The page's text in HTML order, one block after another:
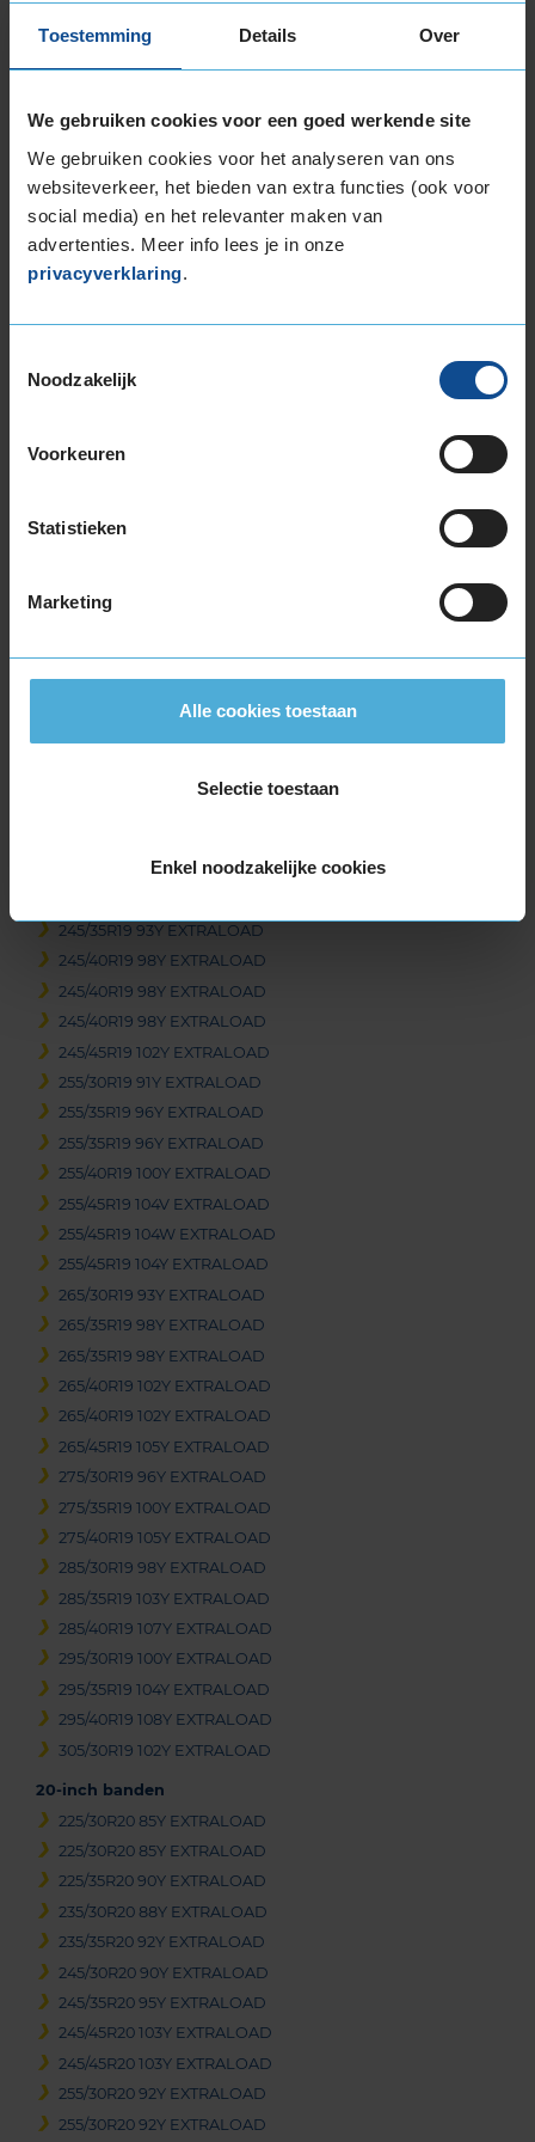
Toestemming Details Over
We gebruiken cookies voor een goed werkende site
We gebruiken cookies voor het analyseren van ons
websiteverkeer, het bieden van extra functies (ook voor
social media) en het relevanter maken van
advertenties. Meer info lees je in onze
privacyverklaring.
Noodzakelijk
Voorkeuren
Statistieken
Marketing
Alle cookies toestaan
Selectie toestaan
Enkel noodzakelijke cookies
Item
1
3
Beschikbare bandenmaten
18-inch banden
215/40R18 89Y EXTRALOAD
225/45R18 95Y EXTRALOAD
245/40R18 97Y EXTRALOAD
255/35R18 94Y EXTRALOAD
285/30R18 97Y EXTRALOAD
19-inch banden
225/40R19 93Y EXTRALOAD
235/35R19 91Y EXTRALOAD
235/35R19 91Y EXTRALOAD
235/45R19 95Y
245/35R19 93Y EXTRALOAD
245/40R19 98Y EXTRALOAD
245/40R19 98Y EXTRALOAD
245/40R19 98Y EXTRALOAD
245/45R19 102Y EXTRALOAD
255/30R19 91Y EXTRALOAD
255/35R19 96Y EXTRALOAD
255/35R19 96Y EXTRALOAD
255/40R19 100Y EXTRALOAD
255/45R19 104V EXTRALOAD
255/45R19 104W EXTRALOAD
255/45R19 104Y EXTRALOAD
265/30R19 93Y EXTRALOAD
265/35R19 98Y EXTRALOAD
265/35R19 98Y EXTRALOAD
265/40R19 102Y EXTRALOAD
265/40R19 102Y EXTRALOAD
265/45R19 105Y EXTRALOAD
275/30R19 96Y EXTRALOAD
275/35R19 100Y EXTRALOAD
275/40R19 105Y EXTRALOAD
285/30R19 98Y EXTRALOAD
285/35R19 103Y EXTRALOAD
285/40R19 107Y EXTRALOAD
295/30R19 100Y EXTRALOAD
295/35R19 104Y EXTRALOAD
295/40R19 108Y EXTRALOAD
305/30R19 102Y EXTRALOAD
20-inch banden
225/30R20 85Y EXTRALOAD
225/30R20 85Y EXTRALOAD
225/35R20 90Y EXTRALOAD
235/30R20 88Y EXTRALOAD
235/35R20 92Y EXTRALOAD
245/30R20 90Y EXTRALOAD
245/35R20 95Y EXTRALOAD
245/45R20 103Y EXTRALOAD
245/45R20 103Y EXTRALOAD
255/30R20 92Y EXTRALOAD
255/30R20 92Y EXTRALOAD